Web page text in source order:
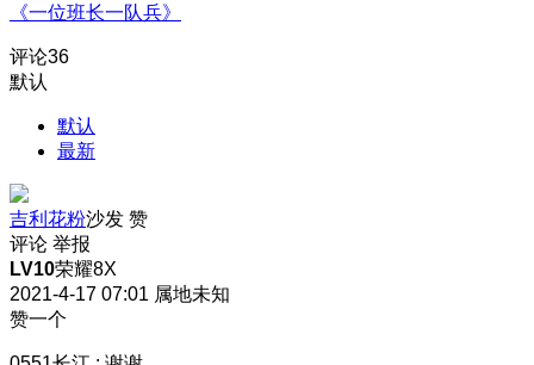
《一位班长一队兵》
评论36
默认
默认
最新
吉利花粉沙发 赞
评论 举报
LV10荣耀8X
2021-4-17 07:01 属地未知
赞一个